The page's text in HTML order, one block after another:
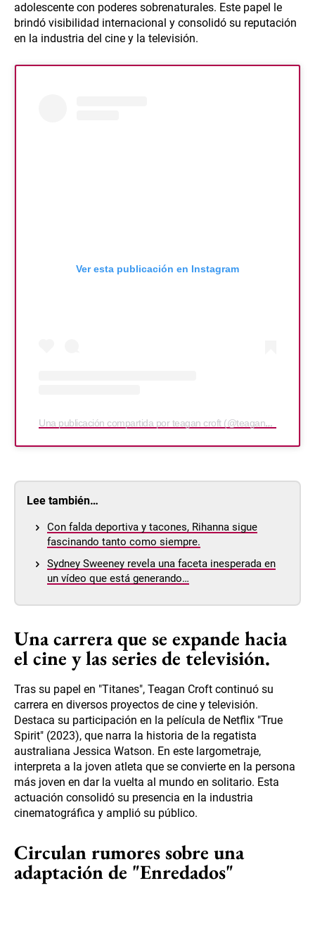
adolescente con poderes sobrenaturales. Este papel le
brindó visibilidad internacional y consolidó su reputación
en la industria del cine y la televisión.
Ver esta publicación en Instagram
Una publicación compartida por teagan croft (@teagancroft)
Lee también…
Con falda deportiva y tacones, Rihanna sigue
fascinando tanto como siempre.
Sydney Sweeney revela una faceta inesperada en
un vídeo que está generando…
Una carrera que se expande hacia
el cine y las series de televisión.
Tras su papel en "Titanes", Teagan Croft continuó su
carrera en diversos proyectos de cine y televisión.
Destaca su participación en la película de Netflix "True
Spirit" (2023), que narra la historia de la regatista
australiana Jessica Watson. En este largometraje,
interpreta a la joven atleta que se convierte en la persona
más joven en dar la vuelta al mundo en solitario. Esta
actuación consolidó su presencia en la industria
cinematográfica y amplió su público.
Circulan rumores sobre una
adaptación de "Enredados"